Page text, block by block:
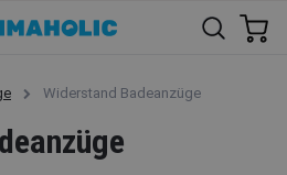
Widerstand Badeanzüge